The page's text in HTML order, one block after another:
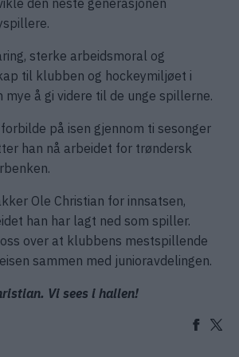
sterke arbeidsmoral og
til klubben og hockeymiljøet i
mye å gi videre til de unge spillerne.
på isen gjennom ti sesonger
han nå arbeidet for trøndersk
Ole Christian for innsatsen,
han har lagt ned som spiller.
over at klubbens mestspillende
sammen med junioravdelingen.
Vi sees i hallen!